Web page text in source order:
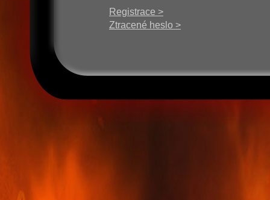
Registrace >
Ztracené heslo >